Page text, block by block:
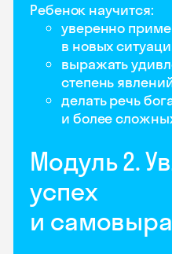
Ребенок научится:
уверенно
в новых
выражать
степень
делать речь
и более
Модуль 2.
успех
и